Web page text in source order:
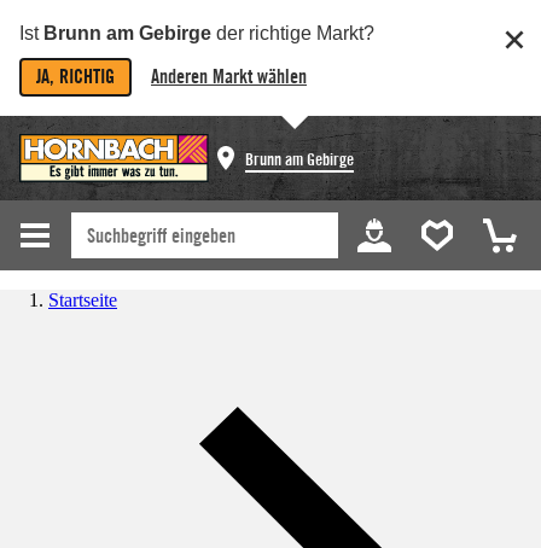
Ist Brunn am Gebirge der richtige Markt?
JA, RICHTIG Anderen Markt wählen
Brunn am Gebirge
Startseite